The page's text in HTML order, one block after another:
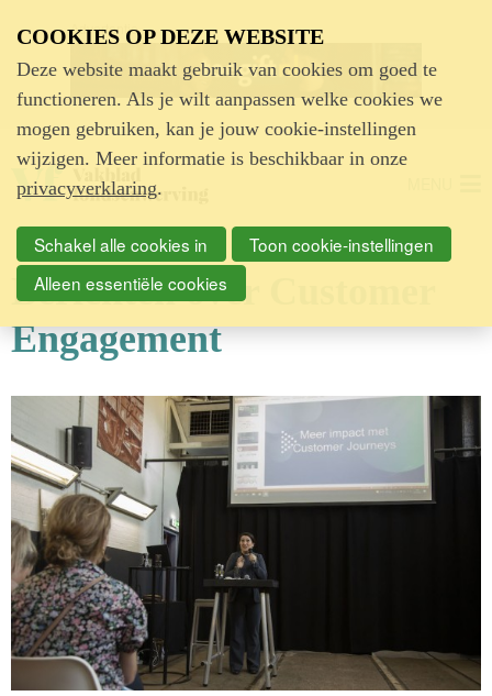
Advertentie
Berichten over Customer
Engagement
COOKIES OP DEZE WEBSITE
Deze website maakt gebruik van cookies om goed te
functioneren. Als je wilt aanpassen welke cookies we
mogen gebruiken, kan je jouw cookie-instellingen
wijzigen. Meer informatie is beschikbaar in onze
privacyverklaring.
Schakel alle cookies in
Toon cookie-instellingen
Alleen essentiële cookies